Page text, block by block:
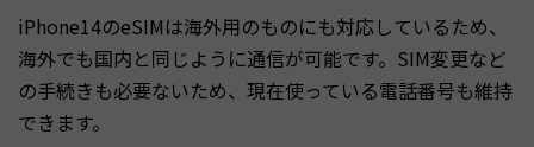
iPhone14のeSIMは海外用のものにも対応しているため、
海外でも国内と同じように通信が可能です。SIM変更など
の手続きも必要ないため、現在使っている電話番号も維持
できます。